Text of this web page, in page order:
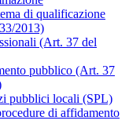
di qualificazione
2013)
(Art. 37 del
pubblico (Art. 37
pubblici locali (SPL)
di affidamento